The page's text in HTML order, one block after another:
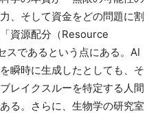
、そして資金をどの問題に割
資源配分（Resource
であるという点にある。AI
瞬時に生成したとしても、そ
レイクスルーを特定する人間
る。さらに、生物学の研究室